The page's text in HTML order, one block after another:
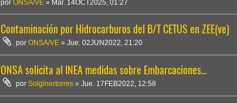
por ONSA/VE » Mar. 14OCT2025, 01:27
Contaminación por Hidrocarburos del B/T CETUS en ZEE(ve)
porONSA/VE »Jue. 02JUN2022, 21:20
ONSA solicita al INEA medidas sobre Embarcaciones...
porSolginertorres »Jue. 17FEB2022, 12:58